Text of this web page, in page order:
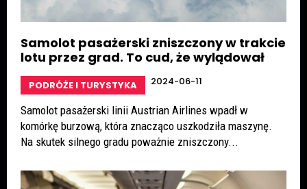
Samolot pasażerski zniszczony w trakcie
lotu przez grad. To cud, że wylądował
PODRÓŻE I TURYSTYKA 2024-06-11
Samolot pasażerski linii Austrian Airlines wpadł w
komórkę burzową, która znacząco uszkodziła maszynę.
Na skutek silnego gradu poważnie zniszczony...